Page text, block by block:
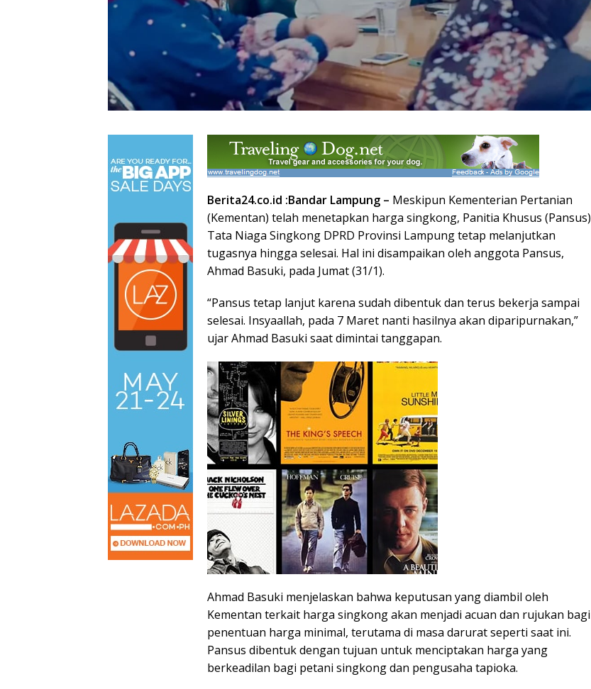
Berita24.co.id :Bandar Lampung – Meskipun Kementerian Pertanian
(Kementan) telah menetapkan harga singkong, Panitia Khusus (Pansus)
Tata Niaga Singkong DPRD Provinsi Lampung tetap melanjutkan
tugasnya hingga selesai. Hal ini disampaikan oleh anggota Pansus,
Ahmad Basuki, pada Jumat (31/1).
“Pansus tetap lanjut karena sudah dibentuk dan terus bekerja sampai
selesai. Insyaallah, pada 7 Maret nanti hasilnya akan diparipurnakan,”
ujar Ahmad Basuki saat dimintai tanggapan.
Ahmad Basuki menjelaskan bahwa keputusan yang diambil oleh
Kementan terkait harga singkong akan menjadi acuan dan rujukan bagi
penentuan harga minimal, terutama di masa darurat seperti saat ini.
Pansus dibentuk dengan tujuan untuk menciptakan harga yang
berkeadilan bagi petani singkong dan pengusaha tapioka.